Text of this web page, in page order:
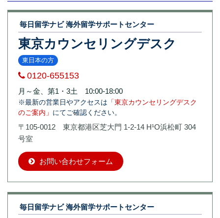
毎日留学ナビ 海外留学サポートセンター
東京カウンセリングデスク
東日本の方
0120-655153
月～金、第1・3土 10:00-18:00
※最新の営業日やアクセスは 「東京カウンセリングデスク
のご案内」 にてご確認ください。
〒105-0012 東京都港区芝大門 1-2-14 H¹O浜松町 304
号室
お問い合わせフォーム
毎日留学ナビ 海外留学サポートセンター